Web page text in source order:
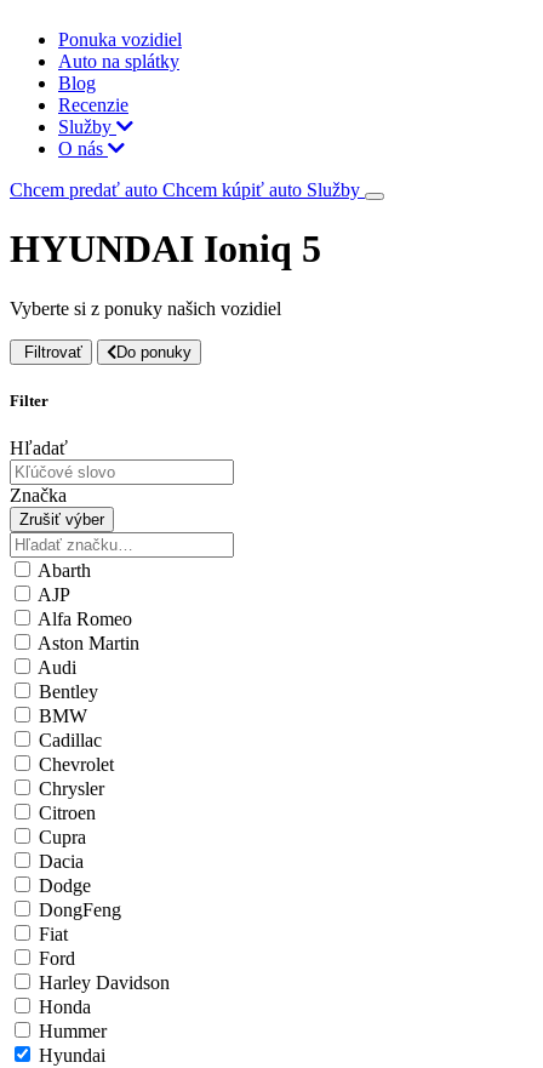
Ponuka vozidiel
Auto na splátky
Blog
Recenzie
Služby
O nás
Chcem predať auto Chcem kúpiť auto Služby
HYUNDAI Ioniq 5
Vyberte si z ponuky našich vozidiel
Filtrovať Do ponuky
Filter
Hľadať
Značka
Zrušiť výber
Abarth
AJP
Alfa Romeo
Aston Martin
Audi
Bentley
BMW
Cadillac
Chevrolet
Chrysler
Citroen
Cupra
Dacia
Dodge
DongFeng
Fiat
Ford
Harley Davidson
Honda
Hummer
Hyundai